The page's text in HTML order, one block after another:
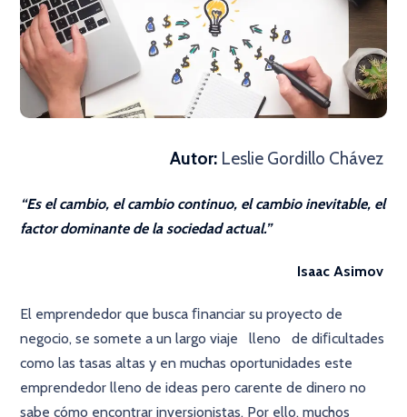
Autor: Leslie Gordillo Chávez
“Es el cambio, el cambio continuo, el cambio inevitable, el
factor dominante de la sociedad actual.”
Isaac Asimov
El emprendedor que busca ﬁnanciar su proyecto de
negocio, se somete a un largo viaje lleno de diﬁcultades
como las tasas altas y en muchas oportunidades este
emprendedor lleno de ideas pero carente de dinero no
sabe cómo encontrar inversionistas. Por ello, muchos